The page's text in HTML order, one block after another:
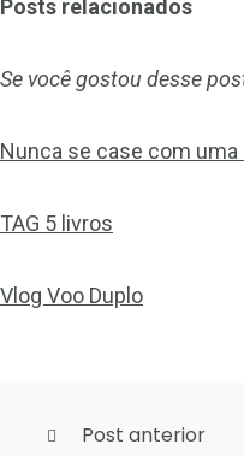
Posts relacionados
Se você gostou desse
Nunca se case com
TAG 5 livros
Vlog Voo Duplo
Post anterior